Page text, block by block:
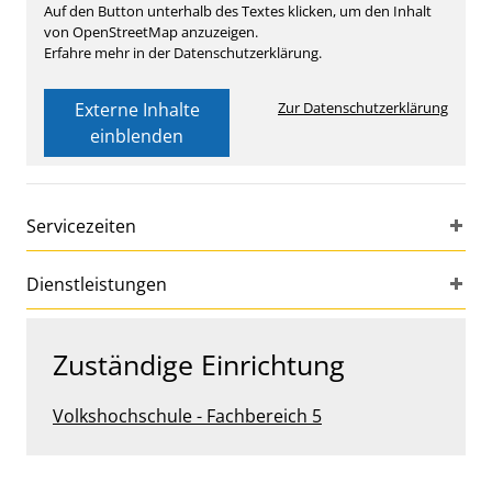
Auf den Button unterhalb des Textes klicken, um den Inhalt
von OpenStreetMap anzuzeigen.
Erfahre mehr in der Datenschutzerklärung.
Externe Inhalte
einblenden
Zur Datenschutzerklärung
Servicezeiten
Dienstleistungen
Zuständige Einrichtung
Volkshochschule - Fachbereich 5